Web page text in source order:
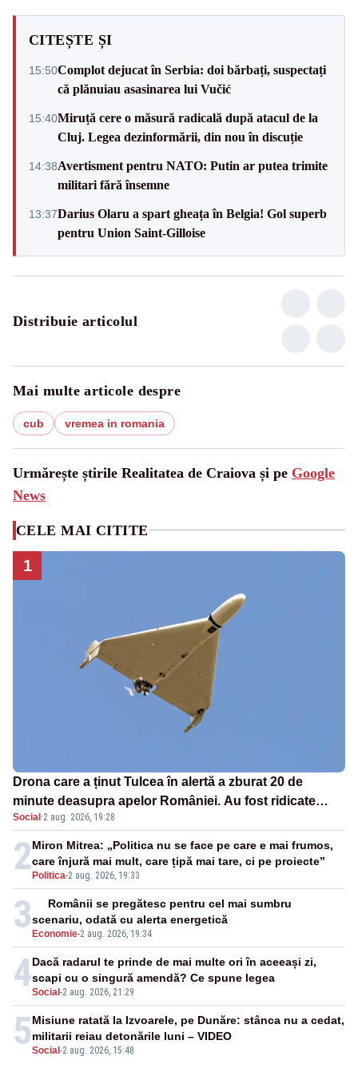
CITEȘTE ȘI
15:50Complot dejucat în Serbia: doi bărbați, suspectați
că plănuiau asasinarea lui Vučić
15:40Miruță cere o măsură radicală după atacul de la
Cluj. Legea dezinformării, din nou în discuție
14:38Avertisment pentru NATO: Putin ar putea trimite
militari fără însemne
13:37Darius Olaru a spart gheața în Belgia! Gol superb
pentru Union Saint-Gilloise
Distribuie articolul
Mai multe articole despre
cub vremea in romania
Urmărește știrile Realitatea de Craiova și pe Google
News
CELE MAI CITITE
1
Drona care a ținut Tulcea în alertă a zburat 20 de
minute deasupra apelor României. Au fost ridicate
două F-16
Social ·2 aug. 2026, 19:28
2 Politica-2 aug. 2026, 19:33
Miron Mitrea: „Politica nu se face pe care e mai frumos,
care înjură mai mult, care țipă mai tare, ci pe proiecte”
3 Economie-2 aug. 2026, 19:34
Românii se pregătesc pentru cel mai sumbru
scenariu, odată cu alerta energetică
4Social -2 aug. 2026, 21:29
Dacă radarul te prinde de mai multe ori în aceeași zi,
scapi cu o singură amendă? Ce spune legea
5Social -2 aug. 2026, 15:48
Misiune ratată la Izvoarele, pe Dunăre: stânca nu a cedat,
militarii reiau detonările luni – VIDEO